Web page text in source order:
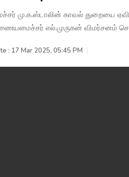
மு.க.ஸ்டாலின் காவல் துறையை
எல்.முருகன் விமர்சனம்
: 17 Mar 2025, 05:45 PM